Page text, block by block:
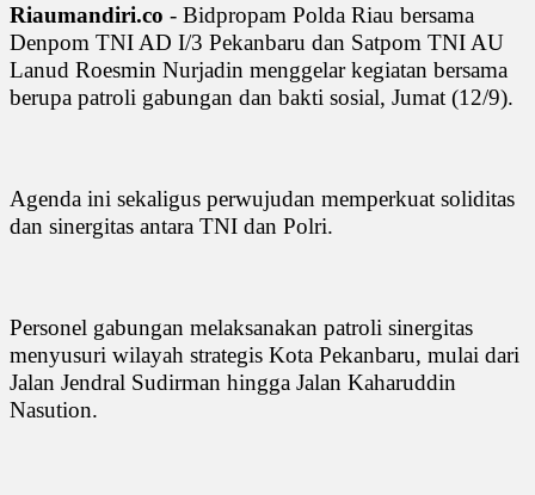
Riaumandiri.co - Bidpropam Polda Riau bersama
Denpom TNI AD I/3 Pekanbaru dan Satpom TNI AU
Lanud Roesmin Nurjadin menggelar kegiatan bersama
berupa patroli gabungan dan bakti sosial, Jumat (12/9).
Agenda ini sekaligus perwujudan memperkuat soliditas
dan sinergitas antara TNI dan Polri.
Personel gabungan melaksanakan patroli sinergitas
menyusuri wilayah strategis Kota Pekanbaru, mulai dari
Jalan Jendral Sudirman hingga Jalan Kaharuddin
Nasution.